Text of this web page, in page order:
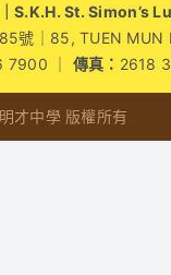
農
中
S.K.H. St.
號｜85, TUEN MUN
｜ 傳真： 2618
才中學 版權所有